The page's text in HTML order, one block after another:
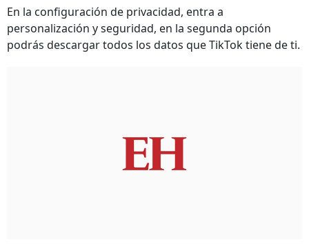
En la configuración de privacidad, entra a
personalización y seguridad, en la segunda opción
podrás descargar todos los datos que TikTok tiene de ti.